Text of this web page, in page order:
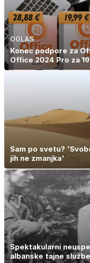
OGLAS
Konec podpore za
Office 2024 Pro za
Sam po svetu?
jih ne zmanjka'
Spektakularni
albanske tajne službe